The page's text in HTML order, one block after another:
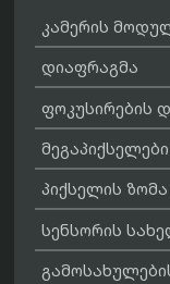
კამერის
დიაფრაგმა
ფოკუსირების
მეგაპიქსელები
პიქსელის ზომა
სენსორის